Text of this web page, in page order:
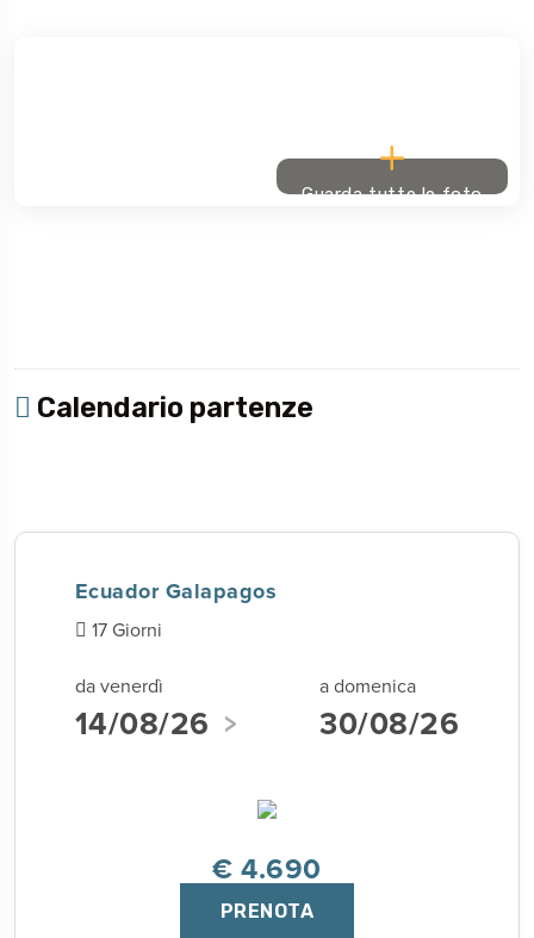
Guarda tutte le foto
Calendario partenze
Ecuador Galapagos
17 Giorni
da venerdì
14/08/26
a domenica
30/08/26
€ 4.690
PRENOTA